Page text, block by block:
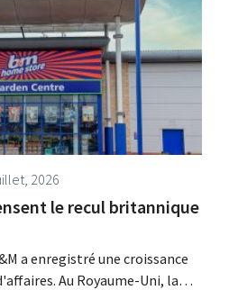
2026
le recul britannique
a enregistré une croissance
Au Royaume-Uni, la